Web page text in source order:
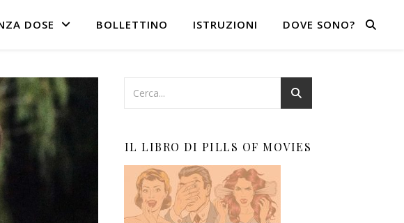
DOSE BOLLETTINO ISTRUZIONI DOVE SONO?
IL LIBRO DI PILLS OF MOVIES